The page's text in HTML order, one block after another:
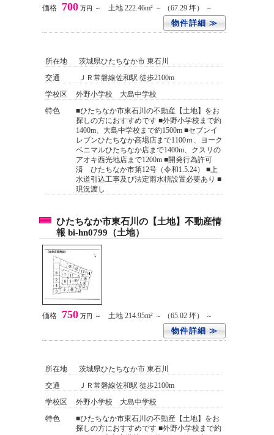
価格 700 万円 ～ 土地 222.46m² ～ （67.29 坪） ～
物件詳細 ≫
所在地
茨城県ひたちなか市 東石川
交通
ＪＲ常磐線佐和駅 徒歩2100m
学校区
外野小学校 大島中学校
特色
■ひたちなか市東石川の不動産【土地】をお
探しの方におすすめです ■外野小学校まで約
1400m、大島中学校まで約1500m ■セブンイ
レブンひたちなか高場店まで1100ｍ、ヨーク
ベニマルひたちなか店まで1400m、クスリの
アオキ西光地店まで1200m ■開発行為許可
済 ひたちなか市第12号（令和1.5.24） ■上
水道引込工事及び法定雨水枡設置必要あり ■
現況渡し
ひたちなか市東石川の【土地】不動産情
報 bi-hn0799（土地）
価格 750 万円 ～ 土地 214.95m² ～ （65.02 坪） ～
物件詳細 ≫
所在地
茨城県ひたちなか市 東石川
交通
ＪＲ常磐線佐和駅 徒歩2100m
学校区
外野小学校 大島中学校
特色
■ひたちなか市東石川の不動産【土地】をお
探しの方におすすめです ■外野小学校まで約